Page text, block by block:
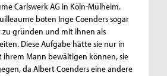
Carlswerk AG in Köln-Mülheim.
boten Inge Coenders sogar
zu gründen und mit ihnen als
Diese Aufgabe hätte sie nur in
Mann bewältigen können, sie
da Albert Coenders eine andere